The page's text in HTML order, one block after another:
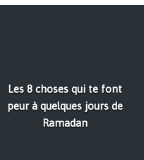
Les 8 choses qui te font
peur à quelques jours de
Ramadan